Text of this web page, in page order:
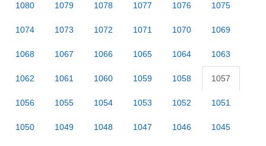
1080 1079 1078 1077 1076 1075
1074 1073 1072 1071 1070 1069
1068 1067 1066 1065 1064 1063
1062 1061 1060 1059 1058 1057
1056 1055 1054 1053 1052 1051
1050 1049 1048 1047 1046 1045